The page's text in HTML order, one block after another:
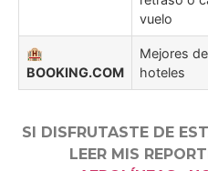
vuelo
🏨
BOOKING.COM
Mejores
hoteles
SI DISFRUTASTE DE
LEER MIS